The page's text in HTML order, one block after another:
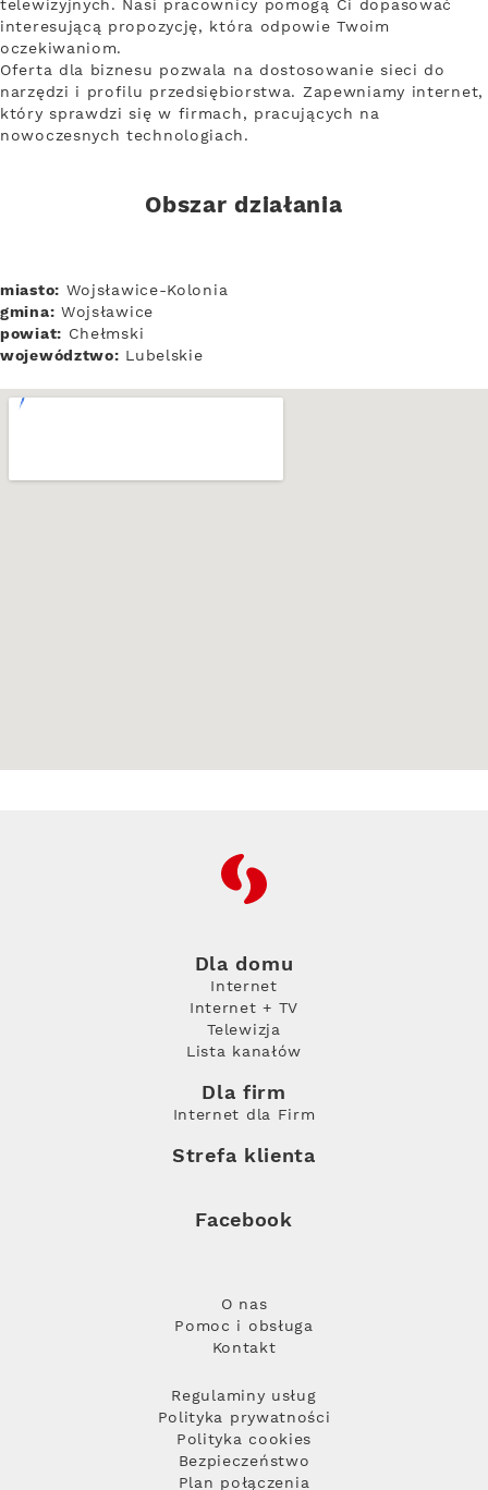
telewizyjnych. Nasi pracownicy pomogą Ci dopasować
interesującą propozycję, która odpowie Twoim
oczekiwaniom.
Oferta dla biznesu pozwala na dostosowanie sieci do
narzędzi i profilu przedsiębiorstwa. Zapewniamy internet,
który sprawdzi się w firmach, pracujących na
nowoczesnych technologiach.
Obszar działania
miasto: Wojsławice-Kolonia
gmina: Wojsławice
powiat: Chełmski
województwo: Lubelskie
RFC
Dla domu
Internet
Internet + TV
Telewizja
Lista kanałów
Dla firm
Internet dla Firm
Strefa klienta
Facebook
O nas
Pomoc i obsługa
Kontakt
Regulaminy usług
Polityka prywatności
Polityka cookies
Bezpieczeństwo
Plan połączenia